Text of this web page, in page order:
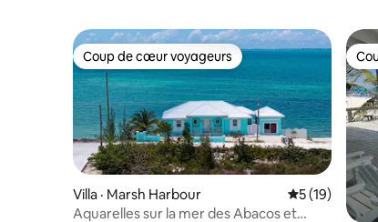
Coup de cœur voyageurs
Coup de cœur voyageurs
Villa · Marsh Harbour Note
5 (19)
Aquarelles sur la mer des Abacos et